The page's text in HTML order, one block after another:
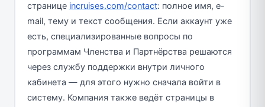
странице incruises.com/contact: полное имя, e-
mail, тему и текст сообщения. Если аккаунт уже
есть, специализированные вопросы по
программам Членства и Партнёрства решаются
через службу поддержки внутри личного
кабинета — для этого нужно сначала войти в
систему. Компания также ведёт страницы в